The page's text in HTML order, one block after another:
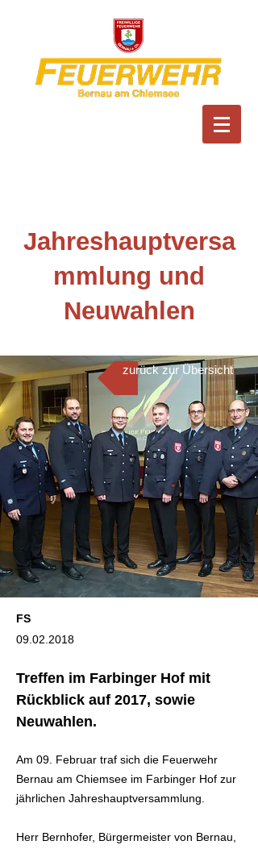
Feuerwehr Bernau am
Chiemsee
Jahreshauptversa
mmlung und
Neuwahlen
FS
09.02.2018
Treffen im Farbinger Hof mit
Rückblick auf 2017, sowie
Neuwahlen.
Am 09. Februar traf sich die Feuerwehr
Bernau am Chiemsee im Farbinger Hof zur
jährlichen Jahreshauptversammlung.
Herr Bernhofer, Bürgermeister von Bernau,
zurück zur Übersicht